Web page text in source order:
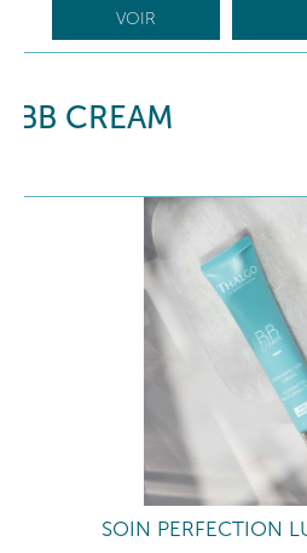
VOIR
BB CREAM
SOIN PERFECTION